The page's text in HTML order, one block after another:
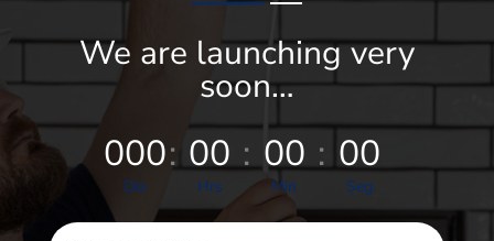
We are launching very
soon…
000
Día
: 00
Hrs
: 00
Min
: 00
Seg